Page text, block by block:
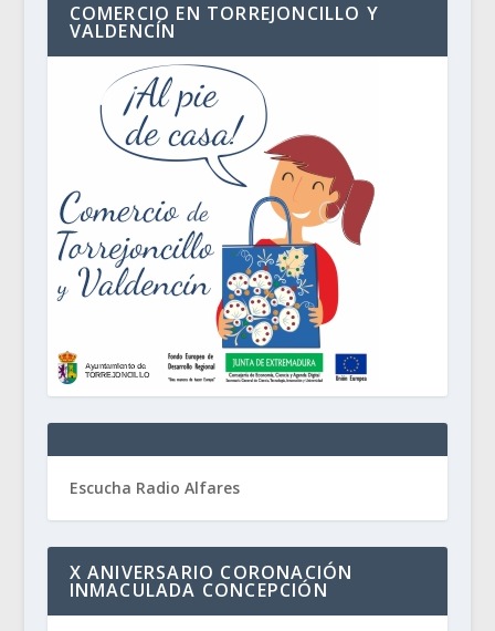
COMERCIO EN TORREJONCILLO Y
VALDENCÍN
Escucha Radio Alfares
X ANIVERSARIO CORONACIÓN
INMACULADA CONCEPCIÓN